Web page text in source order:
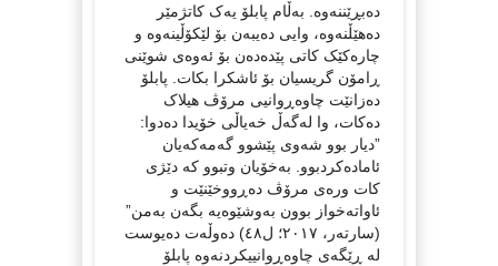
دەبڕێننەوە. بەڵام پابلۆ یەک کاتژمێر
دەهێڵنەوە، وایی دەیبەن بۆ لێکۆڵینەوە و
چارەکێک کاتی پێدەدەن بۆ ئەوەی شوێنی
ڕامۆن گریسیان بۆ ئاشکرا بکات. پابلۆ
دەزانێت چاوەڕوانیی مرۆڤ هیلاک
دەکات، وا لەگەڵ خەیاڵی خۆیدا دەدوا:
”دیار بوو شەوی پێشوو گەمەکەیان
ئامادەکردبوو. بەخۆیان وتبوو کە دێژی
کات ورەی مرۆڤ دەڕووخێنێت و
ئاواتەخواز بوون بەوشێوەیە بگەن بەمن”
(سارتەر، ٢٠١٧؛ ل٤٨) دەوڵەت دەیوست
لە ڕێگەی چاوەڕوانییکردنەوە پابلۆ